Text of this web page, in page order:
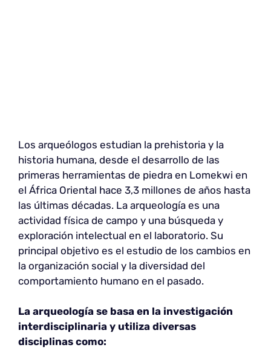
Los arqueólogos estudian la prehistoria y la
historia humana, desde el desarrollo de las
primeras herramientas de piedra en Lomekwi en
el África Oriental hace 3,3 millones de años hasta
las últimas décadas. La arqueología es una
actividad física de campo y una búsqueda y
exploración intelectual en el laboratorio. Su
principal objetivo es el estudio de los cambios en
la organización social y la diversidad del
comportamiento humano en el pasado.
La arqueología se basa en la investigación
interdisciplinaria y utiliza diversas
disciplinas como: